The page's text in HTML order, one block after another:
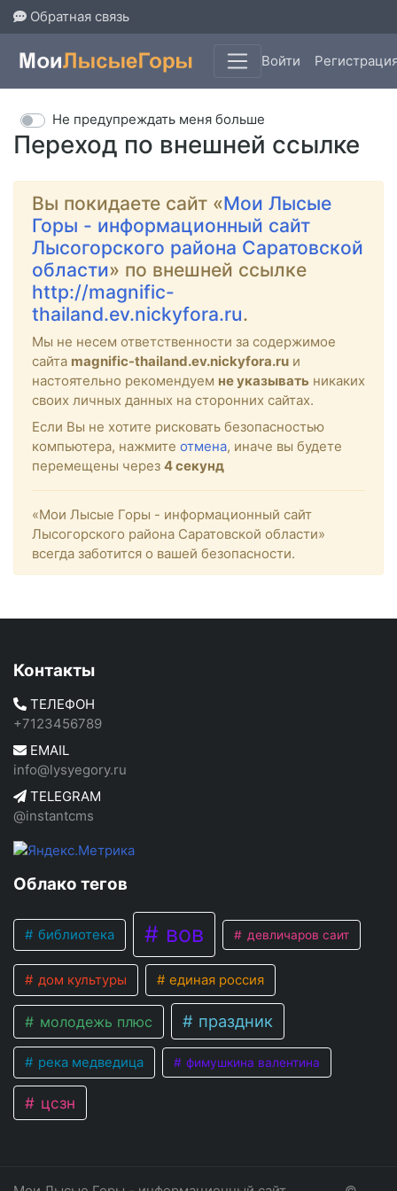
Обратная связь
Войти
Переход по внешней ссылке
Не предупреждать меня больше
Вы покидаете сайт «Мои Лысые
Горы - информационный сайт
Лысогорского района Саратовской
области» по внешней ссылке
http://magnific-
thailand.ev.nickyfora.ru.
Мы не несем ответственности за содержимое
сайта magnific-thailand.ev.nickyfora.ru и
настоятельно рекомендуем не указывать никаких
своих личных данных на сторонних сайтах.
Если Вы не хотите рисковать безопасностью
компьютера, нажмите отмена, иначе вы будете
перемещены через 4секунд
«Мои Лысые Горы - информационный сайт
Лысогорского района Саратовской области»
всегда заботится о вашей безопасности.
Контакты
ТЕЛЕФОН
+7123456789
EMAIL
info@lysyegory.ru
TELEGRAM
@instantcms
Облако тегов
библиотека вов девличаров саит
дом культуры единая россия
молодежь плюс праздник
река медведица фимушкина валентина
цсзн